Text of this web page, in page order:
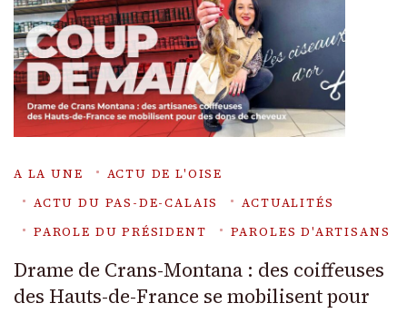
A LA UNE
ACTU DE L'OISE
ACTU DU PAS-DE-CALAIS
ACTUALITÉS
PAROLE DU PRÉSIDENT
PAROLES D'ARTISANS
Drame de Crans-Montana : des coiffeuses
des Hauts-de-France se mobilisent pour